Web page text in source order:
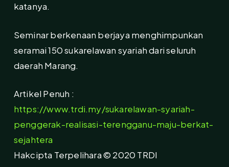
katanya.
Seminar berkenaan berjaya menghimpunkan
seramai 150 sukarelawan syariah dari seluruh
daerah Marang.
Artikel Penuh :
https://www.trdi.my/sukarelawan-syariah-
penggerak-realisasi-terengganu-maju-berkat-
sejahtera
Hakcipta Terpelihara © 2020 TRDI